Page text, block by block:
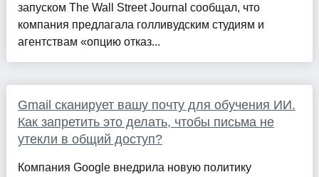
запуском The Wall Street Journal сообщал, что
компания предлагала голливудским студиям и
агентствам «опцию отказ...
Gmail сканирует вашу почту для обучения ИИ.
Как запретить это делать, чтобы письма не
утекли в общий доступ?
Компания Google внедрила новую политику